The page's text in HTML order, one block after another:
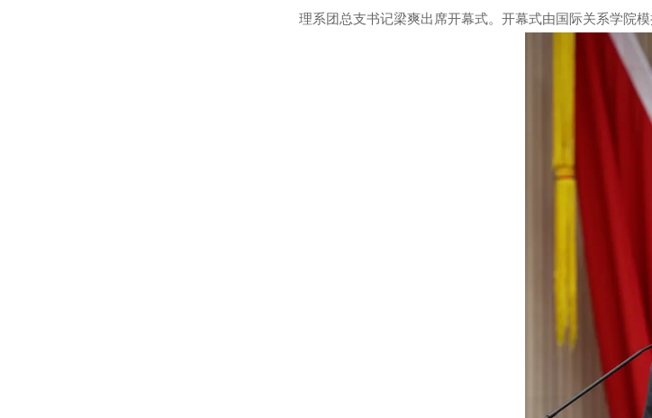
理系团总支书记梁爽出席开幕式。开幕式由国际关系学院